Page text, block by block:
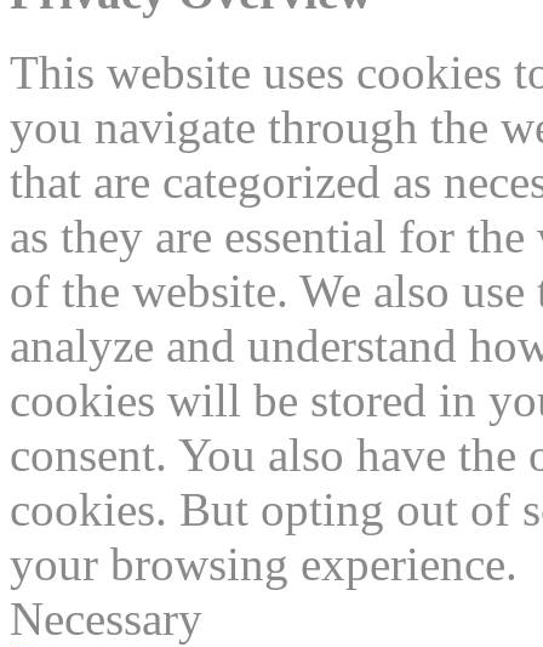
This website uses cookies
you navigate through the
that are categorized as
as they are essential for
of the website. We also
analyze and understand
cookies will be stored in
consent. You also have
cookies. But opting out of
your browsing experience.
Necessary